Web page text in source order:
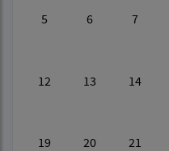
5 6 7
12 13 14
19 20 21